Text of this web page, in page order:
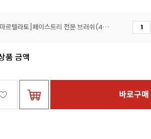
[마르텔라토]페이스트리 전문 브러쉬(40mm/소)
품 금액
바로구매